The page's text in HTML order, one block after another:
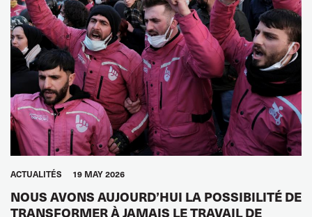
ACTUALITÉS 19 MAY 2026
NOUS AVONS AUJOURD’HUI LA POSSIBILITÉ DE
TRANSFORMER À JAMAIS LE TRAVAIL DE